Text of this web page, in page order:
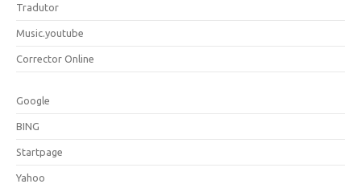
Tradutor
Music.youtube
Corrector Online
Google
BING
Startpage
Yahoo